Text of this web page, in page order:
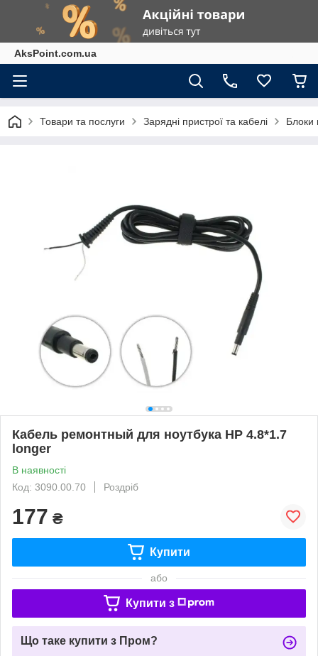
AksPoint.com.ua
Товари та послуги Зарядні пристрої та кабелі Блоки
Кабель ремонтный для ноутбука HP 4.8*1.7
longer
В наявності
Код: 3090.00.70
Роздріб
177 ₴
Купити
або
Купити з
Що таке купити з Пром?